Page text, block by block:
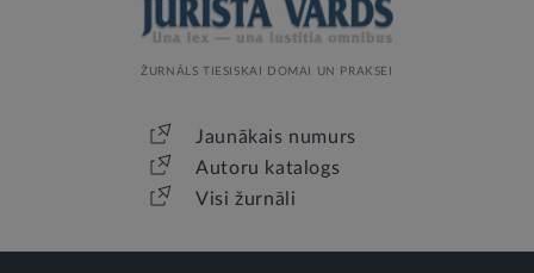
ŽURNĀLS TIESISKAI DOMAI UN PRAKSEI
Jaunākais numurs
Autoru katalogs
Visi žurnāli